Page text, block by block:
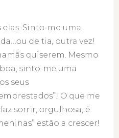
Sinto-me uma
de tia, outra vez!
quiserem. Mesmo
sinto-me uma
seus
O que me
sorrir, orgulhosa, é
estão a crescer!